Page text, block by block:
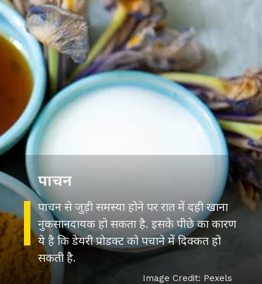
पाचन से जुड़ी समस्या होने पर रात में दही खाना
नुकसानदायक हो सकता है. इसके पीछे का कारण
ये है कि डेयरी प्रोडक्ट को पचाने में दिक्कत हो
सकती है.
पाचन
Image Credit: Pexels